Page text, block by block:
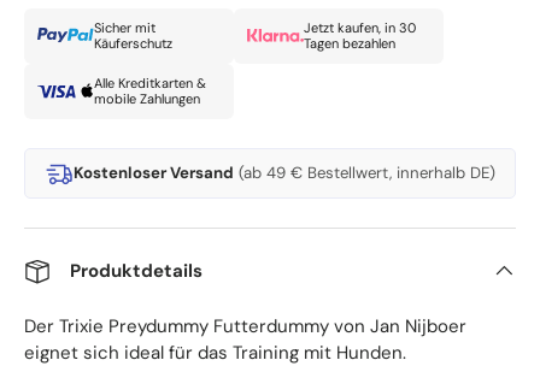
Sicher mit
Käuferschutz
Jetzt kaufen, in 30
Tagen bezahlen
Alle Kreditkarten &
mobile Zahlungen
Kostenloser Versand (ab 49 € Bestellwert, innerhalb DE)
Produktdetails
Der Trixie Preydummy Futterdummy von Jan Nijboer
eignet sich ideal für das Training mit Hunden.